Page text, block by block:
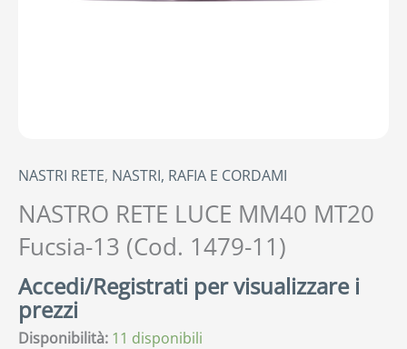
NASTRI RETE, NASTRI, RAFIA E CORDAMI
NASTRO RETE LUCE MM40 MT20
Fucsia-13 (Cod. 1479-11)
Accedi/Registrati per visualizzare i
prezzi
Disponibilità: 11 disponibili